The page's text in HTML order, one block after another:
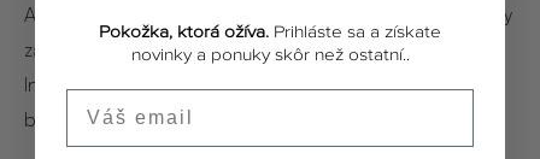
Aj keď je stearín vo všeobecnosti bezpečný, určité pokyny
zabezpečujú optimálne zaobchádzanie a používanie.
Informovanosť znižuje potenciálne riziká a zaručuje
bezproblémový zážitok.
Pokožka, ktorá ožíva. Prihláste sa a získate
novinky a ponuky skôr než ostatní..